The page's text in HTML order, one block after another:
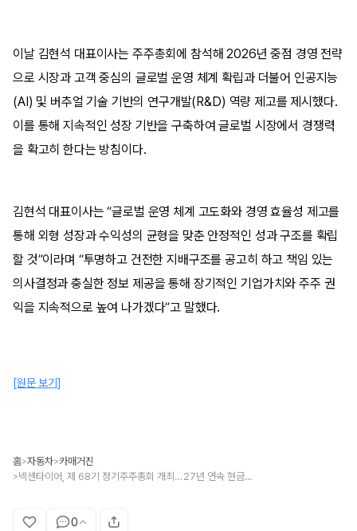
이날 김현석 대표이사는 주주총회에 참석해 2026년 중점 경영 전략
으로 시장과 고객 중심의 글로벌 운영 체계 확립과 더불어 인공지능
(AI) 및 버추얼 기술 기반의 연구개발(R&D) 역량 제고를 제시했다.
이를 통해 지속적인 성장 기반을 구축하여 글로벌 시장에서 경쟁력
을 확고히 한다는 방침이다.
김현석 대표이사는 “글로벌 운영 체계 고도화와 경영 효율성 제고를
통해 외형 성장과 수익성의 균형을 맞춘 안정적인 성과 구조를 확립
할 것”이라며 “투명하고 건전한 지배구조를 공고히 하고 책임 있는
의사결정과 충실한 정보 제공을 통해 장기적인 기업가치와 주주 권
익을 지속적으로 높여 나가겠다”고 말했다.
[원문 보기]
홈>자동차>카매거진
> 넥센타이어, 제 68기 정기주주총회 개최…27년 연속 현금배당 실시
0